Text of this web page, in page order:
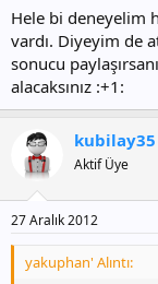
Hele bi deneyelim
vardı. Diyeyim de
sonucu
alacaksınız :+1:
kubilay35
Aktif Üye
27 Aralık 2012
yakuphan' Alıntı: